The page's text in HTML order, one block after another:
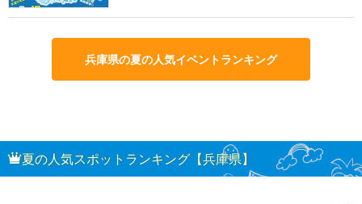
兵庫県の夏の人気イベントランキング
夏の人気スポットランキング【兵庫県】